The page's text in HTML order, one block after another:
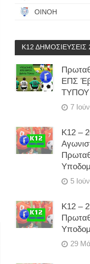
ΟΙΝΟΗ
Κ12 ΔΗΜΟΣΙΕΥΣΕΙΣ
ΕΠΣ
ΤΥΠΟΥ
7
Κ12 –
5
Κ12 –
29